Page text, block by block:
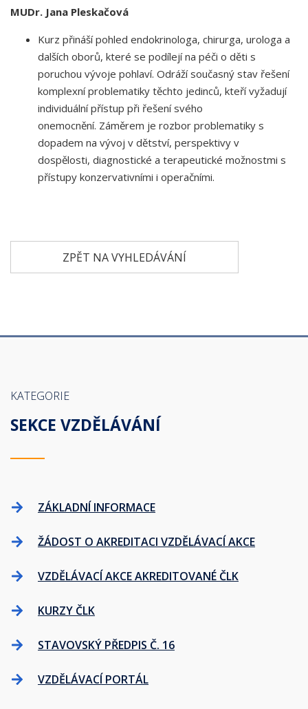
MUDr. Jana Pleskačová
Kurz přináší pohled endokrinologa, chirurga, urologa a
dalších oborů, které se podílejí na péči o děti s
poruchou vývoje pohlaví. Odráží současný stav řešení
komplexní problematiky těchto jedinců, kteří vyžadují
individuální přístup při řešení svého
onemocnění. Záměrem je rozbor problematiky s
dopadem na vývoj v dětství, perspektivy v
dospělosti, diagnostické a terapeutické možnostmi s
přístupy konzervativními i operačními.
ZPĚT NA VYHLEDÁVÁNÍ
KATEGORIE
SEKCE VZDĚLÁVÁNÍ
ZÁKLADNÍ INFORMACE
ŽÁDOST O AKREDITACI VZDĚLÁVACÍ AKCE
VZDĚLÁVACÍ AKCE AKREDITOVANÉ ČLK
KURZY ČLK
STAVOVSKÝ PŘEDPIS Č. 16
VZDĚLÁVACÍ PORTÁL